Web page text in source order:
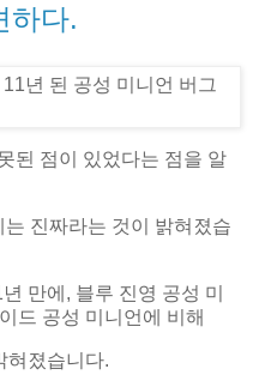
하다.
된 점이 있었다는 점을 알
진짜라는 것이 밝혀졌습
만에, 블루 진영 공성 미
드 공성 미니언에 비해
혀졌습니다.